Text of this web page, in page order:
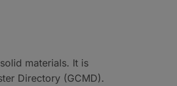
materials. It is
Directory (GCMD).